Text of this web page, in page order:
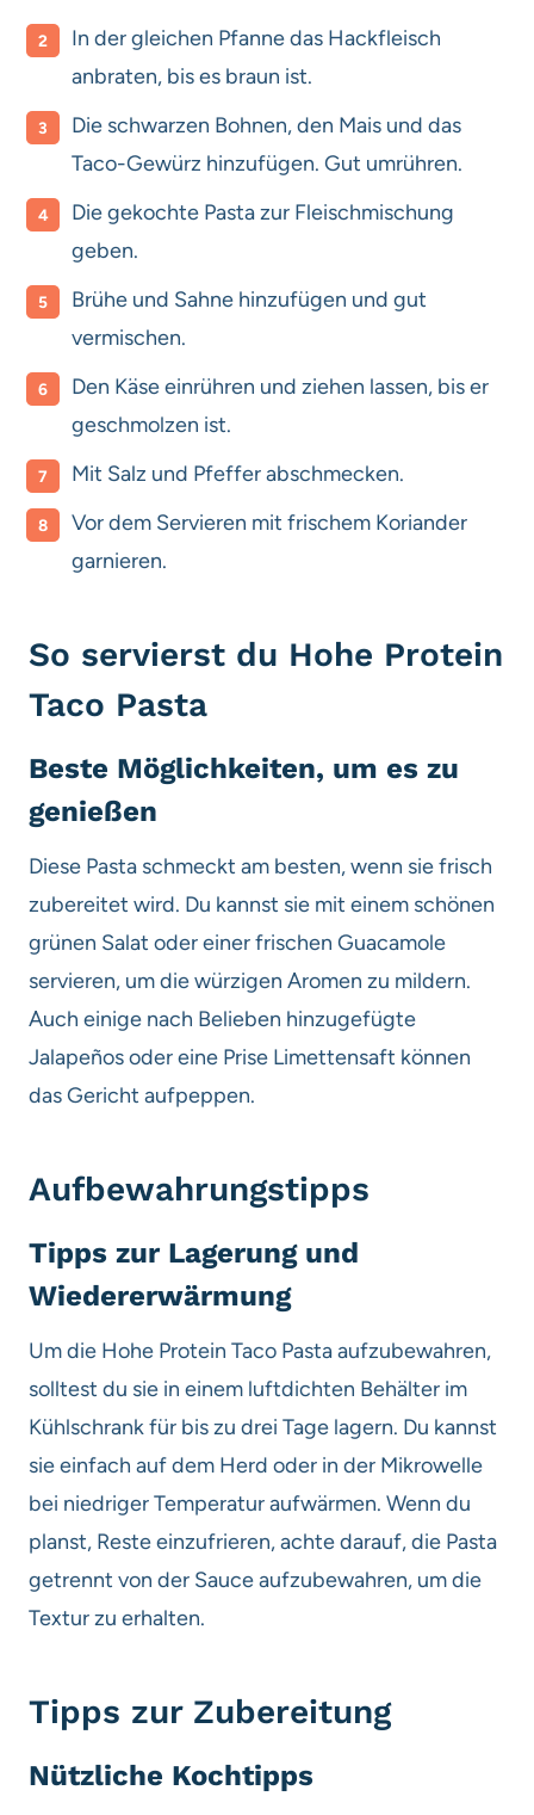
In der gleichen Pfanne das Hackfleisch
anbraten, bis es braun ist.
Die schwarzen Bohnen, den Mais und das
Taco-Gewürz hinzufügen. Gut umrühren.
Die gekochte Pasta zur Fleischmischung
geben.
Brühe und Sahne hinzufügen und gut
vermischen.
Den Käse einrühren und ziehen lassen, bis er
geschmolzen ist.
Mit Salz und Pfeffer abschmecken.
Vor dem Servieren mit frischem Koriander
garnieren.
So servierst du Hohe Protein
Taco Pasta
Beste Möglichkeiten, um es zu
genießen
Diese Pasta schmeckt am besten, wenn sie frisch
zubereitet wird. Du kannst sie mit einem schönen
grünen Salat oder einer frischen Guacamole
servieren, um die würzigen Aromen zu mildern.
Auch einige nach Belieben hinzugefügte
Jalapeños oder eine Prise Limettensaft können
das Gericht aufpeppen.
Aufbewahrungstipps
Tipps zur Lagerung und
Wiedererwärmung
Um die Hohe Protein Taco Pasta aufzubewahren,
solltest du sie in einem luftdichten Behälter im
Kühlschrank für bis zu drei Tage lagern. Du kannst
sie einfach auf dem Herd oder in der Mikrowelle
bei niedriger Temperatur aufwärmen. Wenn du
planst, Reste einzufrieren, achte darauf, die Pasta
getrennt von der Sauce aufzubewahren, um die
Textur zu erhalten.
Tipps zur Zubereitung
Nützliche Kochtipps